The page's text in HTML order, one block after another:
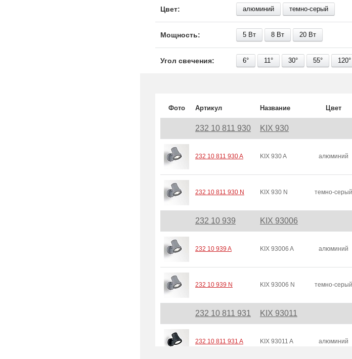
Цвет: алюминий темно-серый
Мощность: 5 Вт 8 Вт 20 Вт
Угол свечения: 6° 11° 30° 55° 120°
Фото Артикул Название Цвет
232 10 811 930 KIX 930
232 10 811 930 A KIX 930 A алюминий
232 10 811 930 N KIX 930 N темно-серый
232 10 939 KIX 93006
232 10 939 A KIX 93006 A алюминий
232 10 939 N KIX 93006 N темно-серый
232 10 811 931 KIX 93011
232 10 811 931 A KIX 93011 A алюминий